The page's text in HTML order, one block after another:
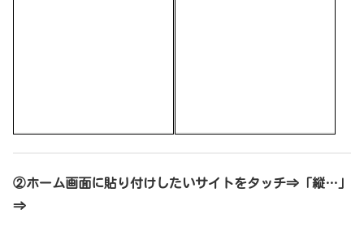
②ホーム画面に貼り付けしたいサイトをタッチ⇒「縦…」
⇒